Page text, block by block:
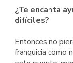
¿Te encanta
difíciles?
Entonces no
franquicia como